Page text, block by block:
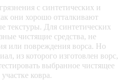
с синтетических и
они хорошо отталкивают
текстуры. Для синтетических
чистящие средства, не
или повреждения ворса. Но
из которого изготовлен ворс,
выбранное чистящее
ковра.